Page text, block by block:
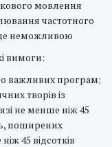
мовлення
частотного
неможливою
вимоги:
важливих програм;
творів із
не менше ніж 45
поширених
45 відсотків